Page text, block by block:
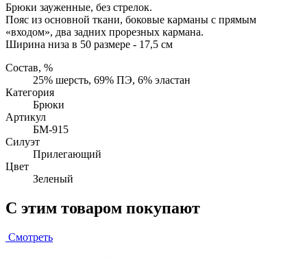
Брюки зауженные, без стрелок.
Пояс из основной ткани, боковые карманы с прямым
«входом», два задних прорезных кармана.
Ширина низа в 50 размере - 17,5 см
Состав, %
25% шерсть, 69% ПЭ, 6% эластан
Категория
Брюки
Артикул
БМ-915
Силуэт
Прилегающий
Цвет
Зеленый
С этим товаром покупают
Смотреть